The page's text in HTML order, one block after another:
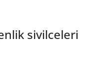
sivilceleri